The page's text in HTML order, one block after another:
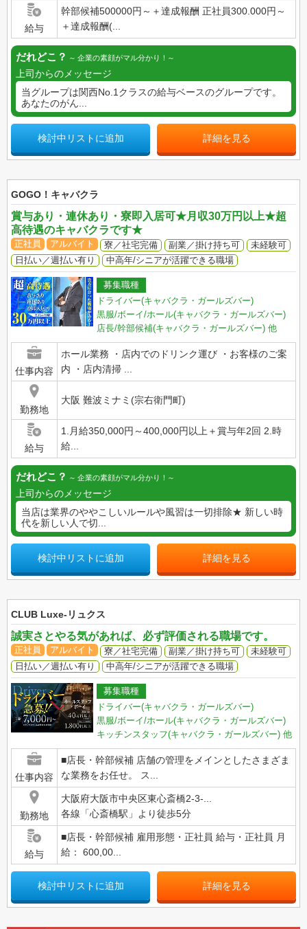
給与
幹部候補500000円～＋達成報酬 正社員300.000円～
＋達成報酬(...
だれどこ？ 企業の素顔がマル分かり！
上司からのメッセージ
当グループは関西No.1クラスの給与ベースのグループです。
あなたのがん...
検討中リストに追加 詳細を見る
GOGO！キャバクラ
賞与あり・連休あり・寮即入居可★月収30万円以上★超
高待遇のキャバクラです★
正社員 アルバイト 寮／社宅完備 副業／掛け持ち可
未経験可
日払い／週払い有り
中高年/シニアが活躍できる職場
募集職種
ドライバー(キャバクラ・ガールズバー)
黒服/ボーイ/ホール(キャバクラ・ガールズバー)
店長/幹部候補(キャバクラ・ガールズバー) 他
仕事内容
ホール業務 ・店内でのドリンク運び ・お客様のご案
内 ・店内清掃 ...
勤務地
大阪 難波ミナミ(宗右衛門町)
給与
1.月給350,000円～400,000円以上＋賞与年2回 2.時
給...
だれどこ？ 企業の素顔がマル分かり！
上司からのメッセージ
当店は業界のややこしいルールや風習は一切排除★ 新しい時
代を新しい人で切...
検討中リストに追加 詳細を見る
CLUB Luxe-リュクス
誠実さとやる気があれば、必ず評価される職場です。
正社員 アルバイト 寮／社宅完備 副業／掛け持ち可
未経験可
日払い／週払い有り
中高年/シニアが活躍できる職場
募集職種
ドライバー(キャバクラ・ガールズバー)
黒服/ボーイ/ホール(キャバクラ・ガールズバー)
キッチンスタッフ(キャバクラ・ガールズバー) 他
仕事内容
■店長・幹部候補 店舗の管理をメインとしたさまざま
な業務をお任せ。 ス...
勤務地
大阪府大阪市中央区東心斎橋2-3-...
各線「心斎橋駅」より徒歩5分
給与
■店長・幹部候補 雇用形態・正社員 給与・正社員 月
給： 600,00...
検討中リストに追加 詳細を見る